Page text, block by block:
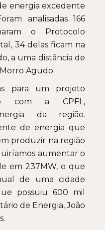
energia excedente
analisadas 166
o Protocolo
34 delas ficam na
a uma distância de
Agudo.
para um projeto
com a CPFL,
da região.
de energia que
produzir na região
aumentar o
em 237MW, o que
de uma cidade
possuiu 600 mil
de Energia, João